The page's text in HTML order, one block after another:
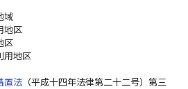
域
地区
区
用地区
置法（平成十四年法律第二十二号）第三